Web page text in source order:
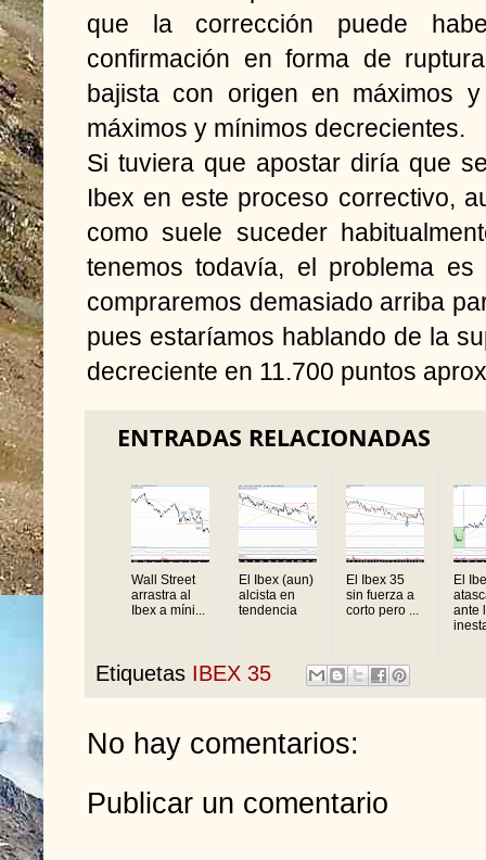
que la corrección puede
confirmación en forma de
bajista con origen en máximos
máximos y mínimos decrecientes.
Si tuviera que apostar diría que
Ibex en este proceso correctivo,
como suele suceder
tenemos todavía, el problema
compraremos demasiado arriba
pues estaríamos hablando de la
decreciente en 11.700 puntos
ENTRADAS RELACIONADAS
Wall Street
arrastra al
Ibex a míni...
El Ibex (aun)
alcista en
tendencia
El Ibex 35
sin fuerza a
corto pero ...
El
ante
Etiquetas IBEX 35
No hay comentarios:
Publicar un comentario